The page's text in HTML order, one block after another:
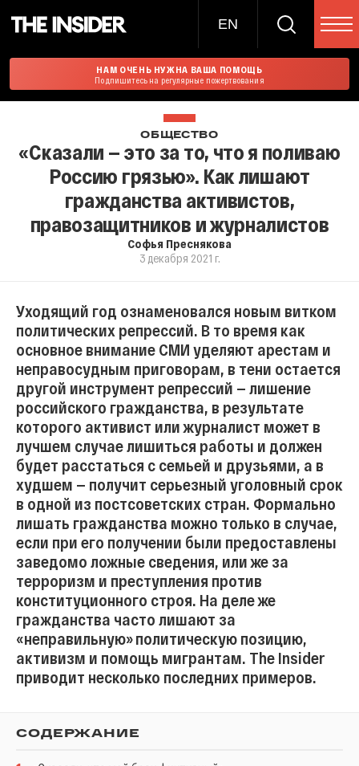
EN
НАМ ОЧЕНЬ НУЖНА ВАША ПОМОЩЬ
Подпишитесь на регулярные пожертвования
ОБЩЕСТВО
«Сказали — это за то, что я поливаю
Россию грязью». Как лишают
гражданства активистов,
правозащитников и журналистов
Софья Преснякова
3 декабря 2021 г.
Уходящий год ознаменовался новым витком
политических репрессий. В то время как
основное внимание СМИ уделяют арестам и
неправосудным приговорам, в тени остается
другой инструмент репрессий — лишение
российского гражданства, в результате
которого активист или журналист может в
лучшем случае лишиться работы и должен
будет расстаться с семьей и друзьями, а в
худшем — получит серьезный уголовный срок
в одной из постсоветских стран. Формально
лишать гражданства можно только в случае,
если при его получении были предоставлены
заведомо ложные сведения, или же за
терроризм и преступления против
конституционного строя. На деле же
гражданства часто лишают за
«неправильную» политическую позицию,
активизм и помощь мигрантам. The Insider
приводит несколько последних примеров.
СОДЕРЖАНИЕ